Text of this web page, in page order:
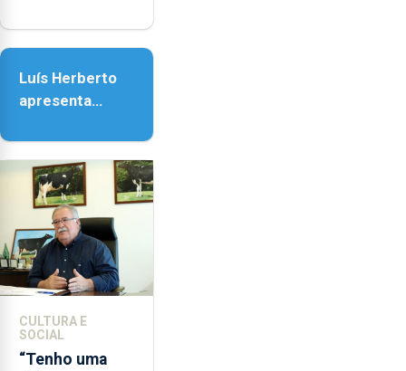
Nossa Senhora
Luís Herberto
apresenta
Paisagem’
CULTURA E
SOCIAL
“Tenho uma